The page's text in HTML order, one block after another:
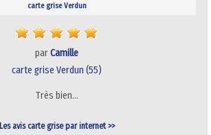
carte grise Verdun
parCamille
carte grise Verdun (55)
Très bien…
Les avis carte grise par internet >>